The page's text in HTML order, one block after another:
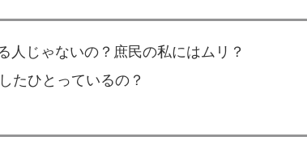
人じゃないの？庶民の私にはムリ？
たひとっているの？